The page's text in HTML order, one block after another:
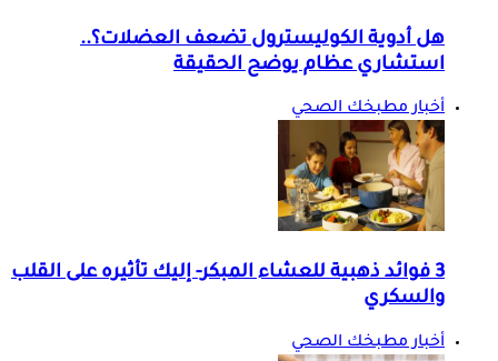
هل أدوية الكوليسترول تضعف العضلات؟..
استشاري عظام يوضح الحقيقة
أخبار مطبخك الصحي
3 فوائد ذهبية للعشاء المبكر- إليك تأثيره على القلب
والسكري
أخبار مطبخك الصحي